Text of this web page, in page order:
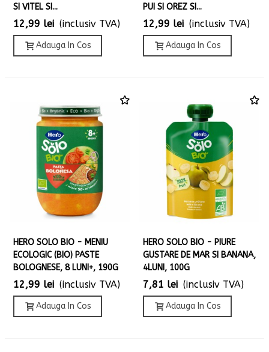
SI VITEL SI...
12,99 lei (inclusiv TVA)
Adauga In Cos
PUI SI OREZ SI...
12,99 lei (inclusiv TVA)
Adauga In Cos
HERO SOLO BIO - MENIU
ECOLOGIC (BIO) PASTE
BOLOGNESE, 8 LUNI+, 190G
12,99 lei (inclusiv TVA)
Adauga In Cos
HERO SOLO BIO - PIURE
GUSTARE DE MAR SI BANANA,
4LUNI, 100G
7,81 lei (inclusiv TVA)
Adauga In Cos